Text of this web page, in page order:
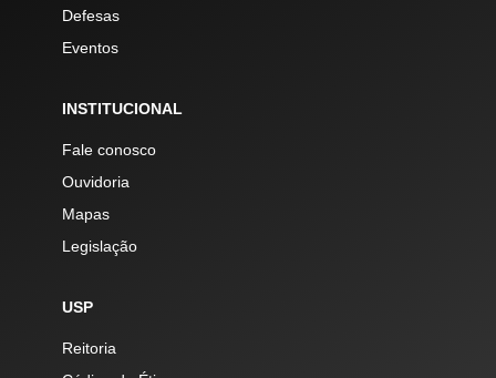
Defesas
Eventos
INSTITUCIONAL
Fale conosco
Ouvidoria
Mapas
Legislação
USP
Reitoria